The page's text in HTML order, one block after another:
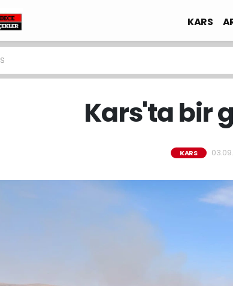
KARS
Kars'ta bir
KARS